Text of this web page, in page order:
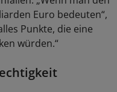
Euro bedeuten“,
Punkte, die eine
würden.“